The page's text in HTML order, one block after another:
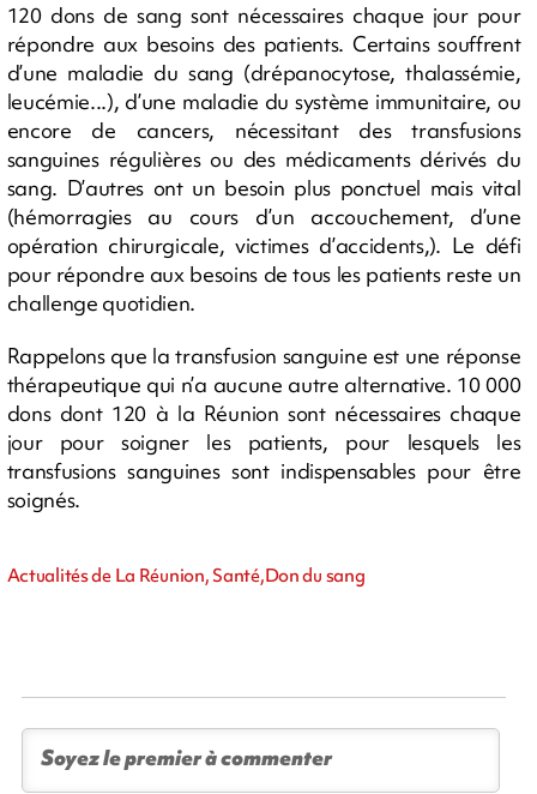
120 dons de sang sont nécessaires chaque jour pour
répondre aux besoins des patients. Certains souffrent
d’une maladie du sang (drépanocytose, thalassémie,
leucémie...), d’une maladie du système immunitaire, ou
encore de cancers, nécessitant des transfusions
sanguines régulières ou des médicaments dérivés du
sang. D’autres ont un besoin plus ponctuel mais vital
(hémorragies au cours d’un accouchement, d’une
opération chirurgicale, victimes d’accidents,). Le défi
pour répondre aux besoins de tous les patients reste un
challenge quotidien.
Rappelons que la transfusion sanguine est une réponse
thérapeutique qui n’a aucune autre alternative. 10 000
dons dont 120 à la Réunion sont nécessaires chaque
jour pour soigner les patients, pour lesquels les
transfusions sanguines sont indispensables pour être
soignés.
Actualités de La Réunion, Santé,Don du sang